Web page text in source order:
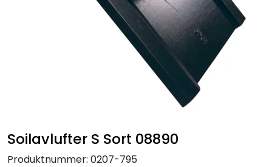
Soilavlufter S Sort 08890
Produktnummer: 0207-795